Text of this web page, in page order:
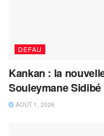
DEFAU
Kankan : la
Souleymane
AOÛT 1, 2026